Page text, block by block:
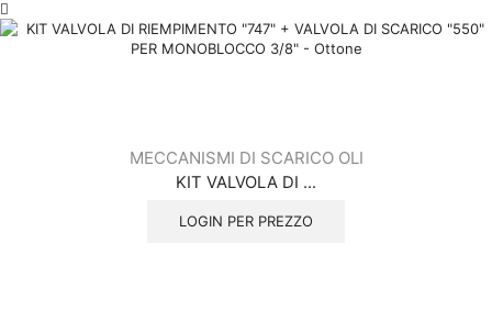
MECCANISMI DI SCARICO OLI
KIT VALVOLA DI ...
LOGIN PER PREZZO